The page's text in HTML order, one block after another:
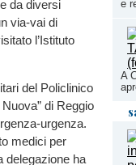
e
A
da diversi
via-vai di
l’Istituto
del Policlinico
di Reggio
urgenza.
medici per
delegazione ha